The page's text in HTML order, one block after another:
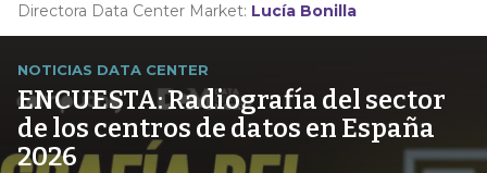
Directora Data Center Market: Lucía Bonilla
NOTICIAS DATA CENTER
ENCUESTA: Radiografía del sector
de los centros de datos en España
2026